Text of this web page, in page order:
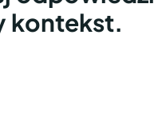
kontekst.